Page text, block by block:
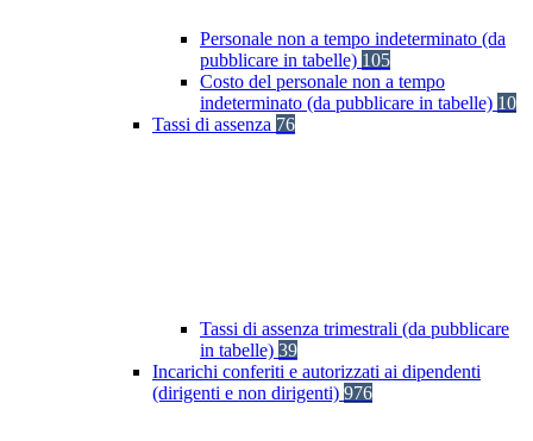
Personale non a tempo indeterminato (da
pubblicare in tabelle) 105
Costo del personale non a tempo
indeterminato (da pubblicare in tabelle) 10
Tassi di assenza 76
Tassi di assenza trimestrali (da pubblicare
in tabelle) 39
Incarichi conferiti e autorizzati ai dipendenti
(dirigenti e non dirigenti) 976